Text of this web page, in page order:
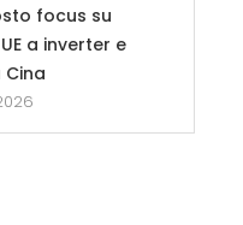
focus su
a inverter e
Cina